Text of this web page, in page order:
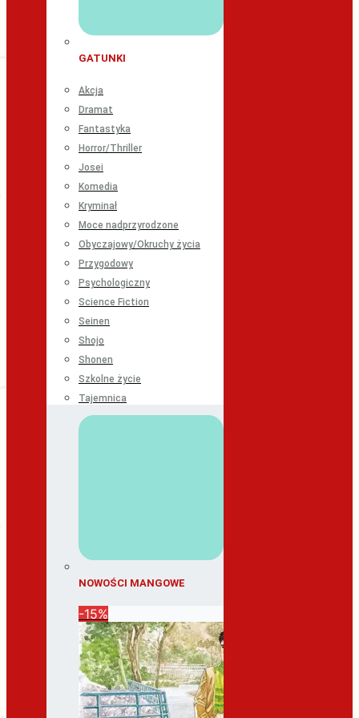
GATUNKI
Akcja
Dramat
Fantastyka
Horror/Thriller
Josei
Komedia
Kryminał
Moce nadprzyrodzone
Obyczajowy/Okruchy życia
Przygodowy
Psychologiczny
Science Fiction
Seinen
Shojo
Shonen
Szkolne życie
Tajemnica
NOWOŚCI MANGOWE
-15%